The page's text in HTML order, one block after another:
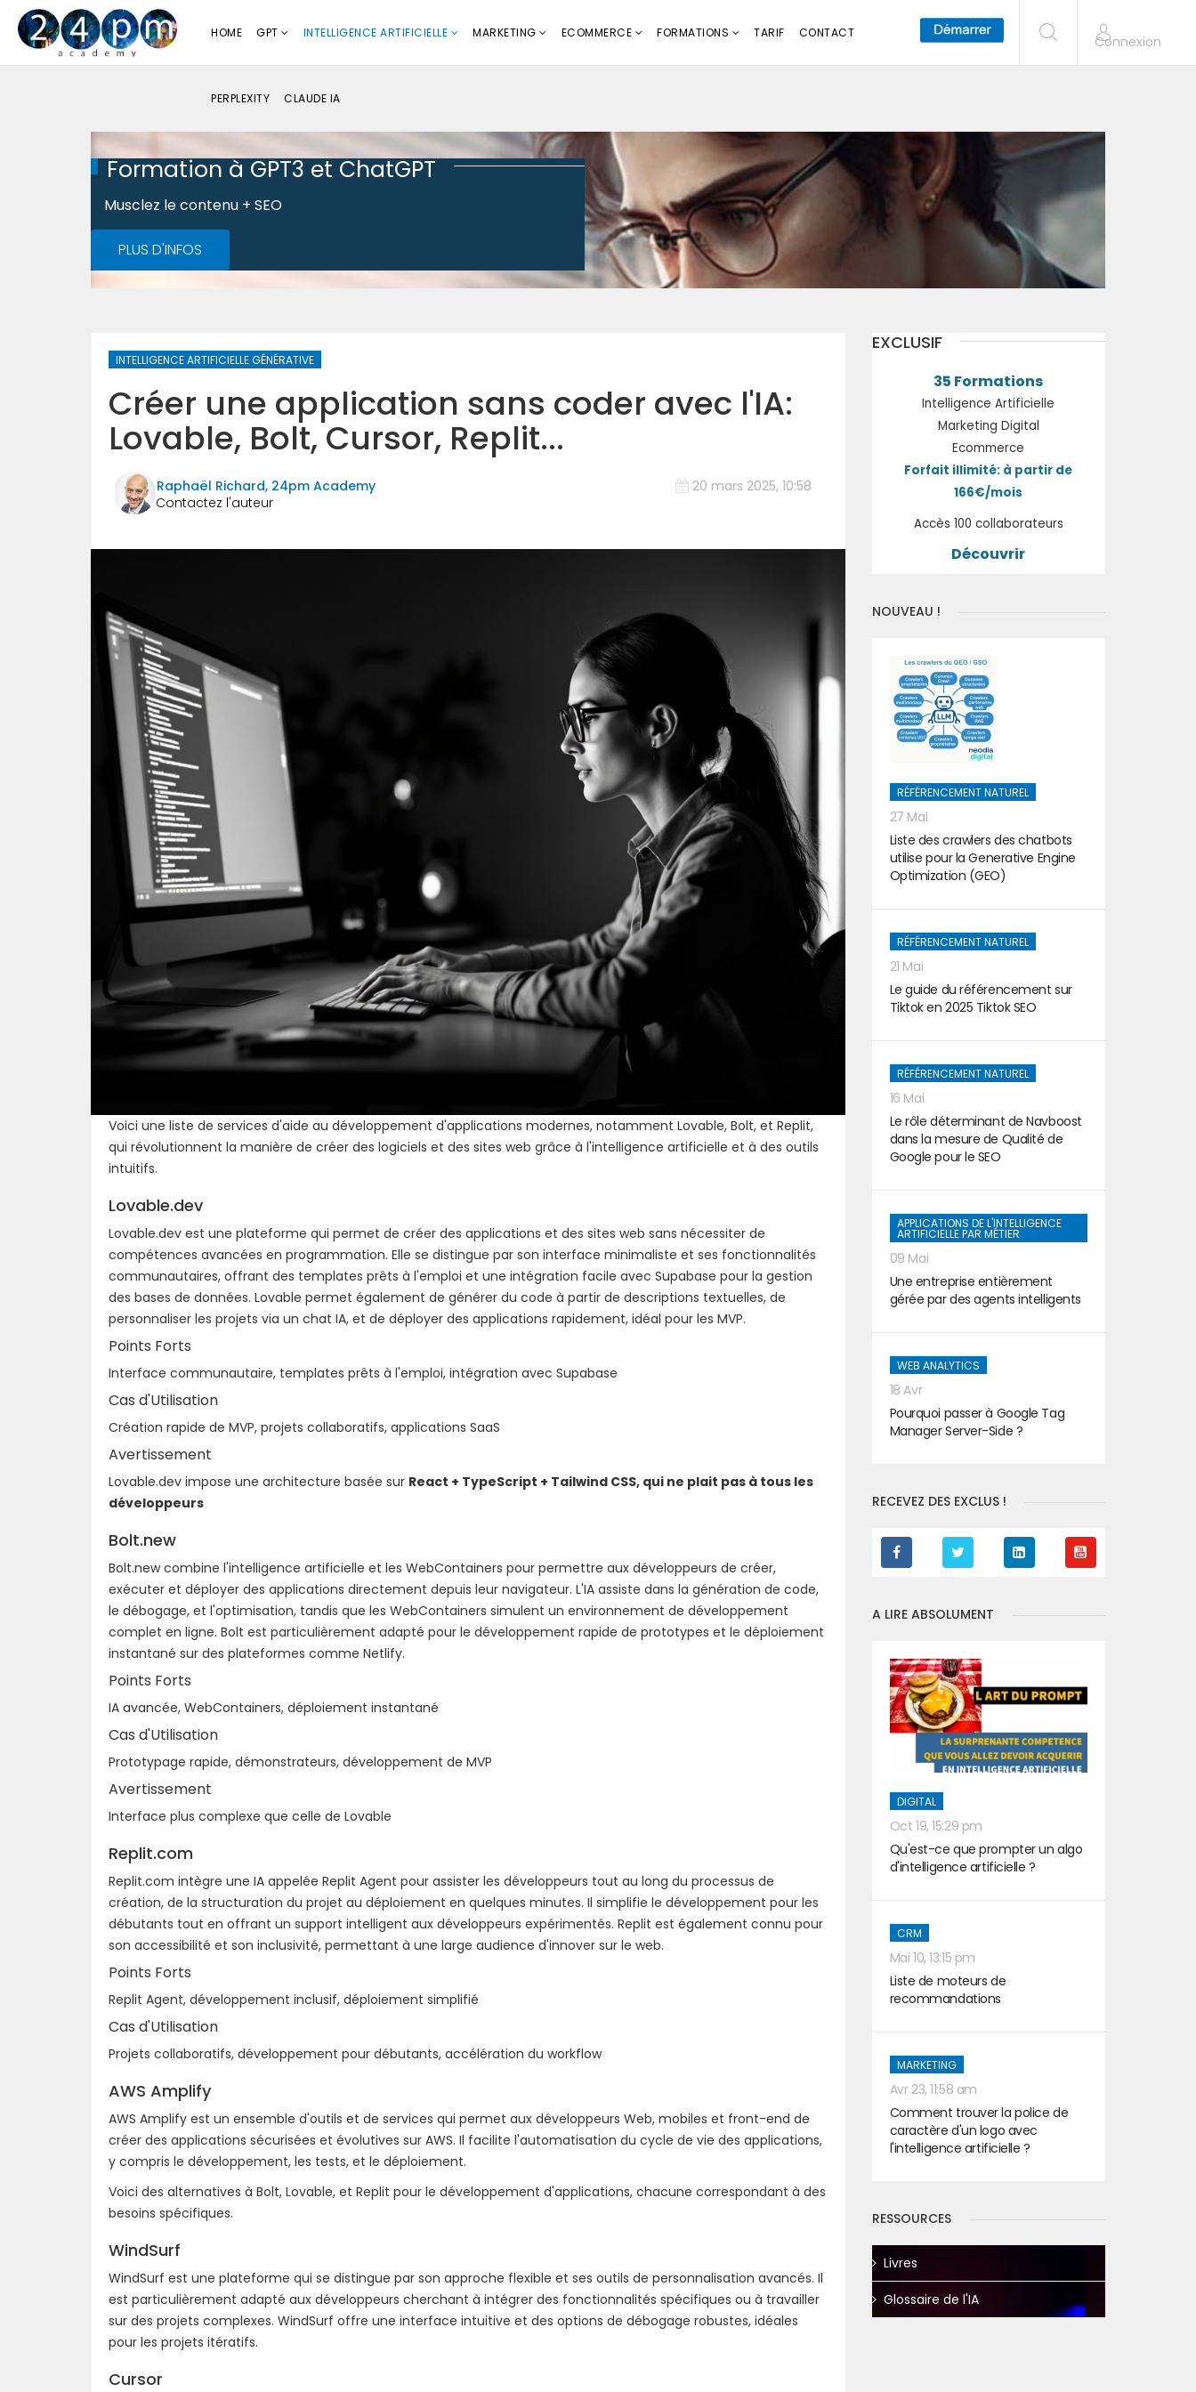
HOME GPT INTELLIGENCE ARTIFICIELLE MARKETING ECOMMERCE FORMATIONS TARIF CONTACT
PERPLEXITY CLAUDE IA
Connexion
Formation à GPT3 et ChatGPT
Musclez le contenu + SEO
PLUS D'INFOS
INTELLIGENCE ARTIFICIELLE GÉNÉRATIVE
Créer une application sans coder avec l'IA:
Lovable, Bolt, Cursor, Replit...
Raphaël Richard, 24pm Academy 20 mars 2025, 10:58
Voici une liste de services d'aide au développement d'applications modernes, notamment Lovable, Bolt, et Replit,
qui révolutionnent la manière de créer des logiciels et des sites web grâce à l'intelligence artificielle et à des outils
intuitifs.
Lovable.dev
Lovable.dev est une plateforme qui permet de créer des applications et des sites web sans nécessiter de
compétences avancées en programmation. Elle se distingue par son interface minimaliste et ses fonctionnalités
communautaires, offrant des templates prêts à l'emploi et une intégration facile avec Supabase pour la gestion
des bases de données. Lovable permet également de générer du code à partir de descriptions textuelles, de
personnaliser les projets via un chat IA, et de déployer des applications rapidement, idéal pour les MVP.
Points Forts
Interface communautaire, templates prêts à l'emploi, intégration avec Supabase
Cas d'Utilisation
Création rapide de MVP, projets collaboratifs, applications SaaS
Avertissement
Lovable.dev impose une architecture basée sur React + TypeScript + Tailwind CSS, qui ne plait pas à tous les
développeurs
Bolt.new
Bolt.new combine l'intelligence artificielle et les WebContainers pour permettre aux développeurs de créer,
exécuter et déployer des applications directement depuis leur navigateur. L'IA assiste dans la génération de code,
le débogage, et l'optimisation, tandis que les WebContainers simulent un environnement de développement
complet en ligne. Bolt est particulièrement adapté pour le développement rapide de prototypes et le déploiement
instantané sur des plateformes comme Netlify.
Points Forts
IA avancée, WebContainers, déploiement instantané
Cas d'Utilisation
Prototypage rapide, démonstrateurs, développement de MVP
Avertissement
Interface plus complexe que celle de Lovable
Replit.com
Replit.com intègre une IA appelée Replit Agent pour assister les développeurs tout au long du processus de
création, de la structuration du projet au déploiement en quelques minutes. Il simplifie le développement pour les
débutants tout en offrant un support intelligent aux développeurs expérimentés. Replit est également connu pour
son accessibilité et son inclusivité, permettant à une large audience d'innover sur le web.
Points Forts
Replit Agent, développement inclusif, déploiement simplifié
Cas d'Utilisation
Projets collaboratifs, développement pour débutants, accélération du workflow
AWS Amplify
AWS Amplify est un ensemble d'outils et de services qui permet aux développeurs Web, mobiles et front-end de
créer des applications sécurisées et évolutives sur AWS. Il facilite l'automatisation du cycle de vie des applications,
y compris le développement, les tests, et le déploiement.
Voici des alternatives à Bolt, Lovable, et Replit pour le développement d'applications, chacune correspondant à des
besoins spécifiques.
WindSurf
WindSurf est une plateforme qui se distingue par son approche flexible et ses outils de personnalisation avancés. Il
est particulièrement adapté aux développeurs cherchant à intégrer des fonctionnalités spécifiques ou à travailler
sur des projets complexes. WindSurf offre une interface intuitive et des options de débogage robustes, idéales
pour les projets itératifs.
Cursor
EXCLUSIF
35 Formations
Intelligence Artificielle
Marketing Digital
Ecommerce
Forfait illimité: à partir de
166€/mois
Accès 100 collaborateurs
Découvrir
NOUVEAU !
RÉFÉRENCEMENT NATUREL
27 Mai
Liste des crawlers des chatbots
utilise pour la Generative Engine
Optimization (GEO)
RÉFÉRENCEMENT NATUREL
21 Mai
Le guide du référencement sur
Tiktok en 2025 Tiktok SEO
RÉFÉRENCEMENT NATUREL
16 Mai
Le rôle déterminant de Navboost
dans la mesure de Qualité de
Google pour le SEO
APPLICATIONS DE L'INTELLIGENCE
ARTIFICIELLE PAR MÉTIER
09 Mai
Une entreprise entièrement
gérée par des agents intelligents
WEB ANALYTICS
18 Avr
Pourquoi passer à Google Tag
Manager Server-Side ?
RECEVEZ DES EXCLUS !
A LIRE ABSOLUMENT
DIGITAL
Oct 19, 15:29 pm
Qu'est-ce que prompter un algo
d'intelligence artificielle ?
CRM
Mai 10, 13:15 pm
Liste de moteurs de
recommandations
MARKETING
Avr 23, 11:58 am
Comment trouver la police de
caractère d'un logo avec
l'intelligence artificielle ?
RESSOURCES
Livres
Glossaire de l'IA